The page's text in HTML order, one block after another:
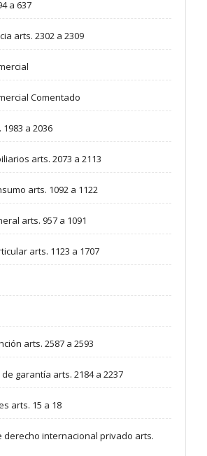
a 637
arts. 2302 a 2309
Comentado
a 2036
arts. 2073 a 2113
arts. 1092 a 1122
arts. 957 a 1091
arts. 1123 a 1707
arts. 2587 a 2593
garantía arts. 2184 a 2237
arts. 15 a 18
derecho internacional privado arts.